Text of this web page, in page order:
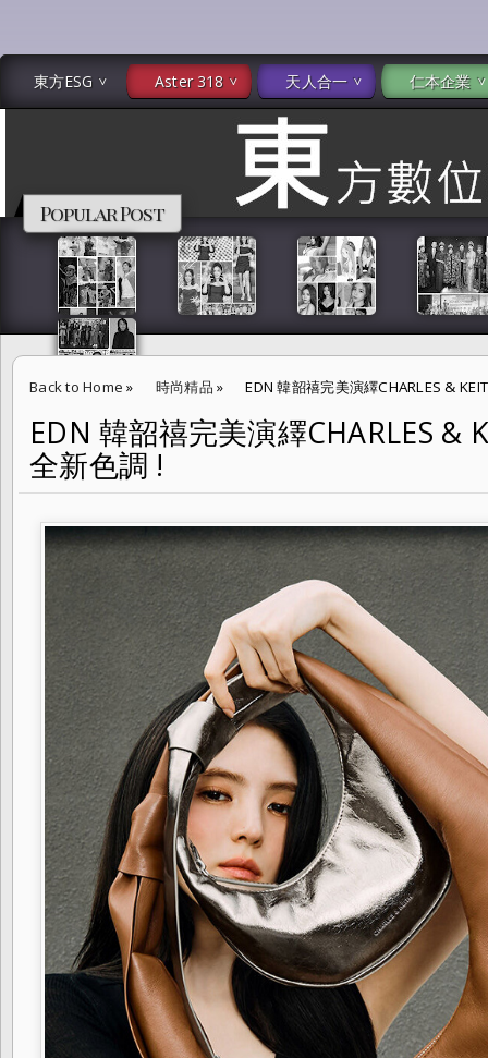
東方ESG Aster 318 天人合一 仁本企業
Popular Post
Back to Home » 時尚精品 » EDN 韓韶禧完美演繹CHARLES &
EDN 韓韶禧完美演繹CHARLES &
全新色調 !